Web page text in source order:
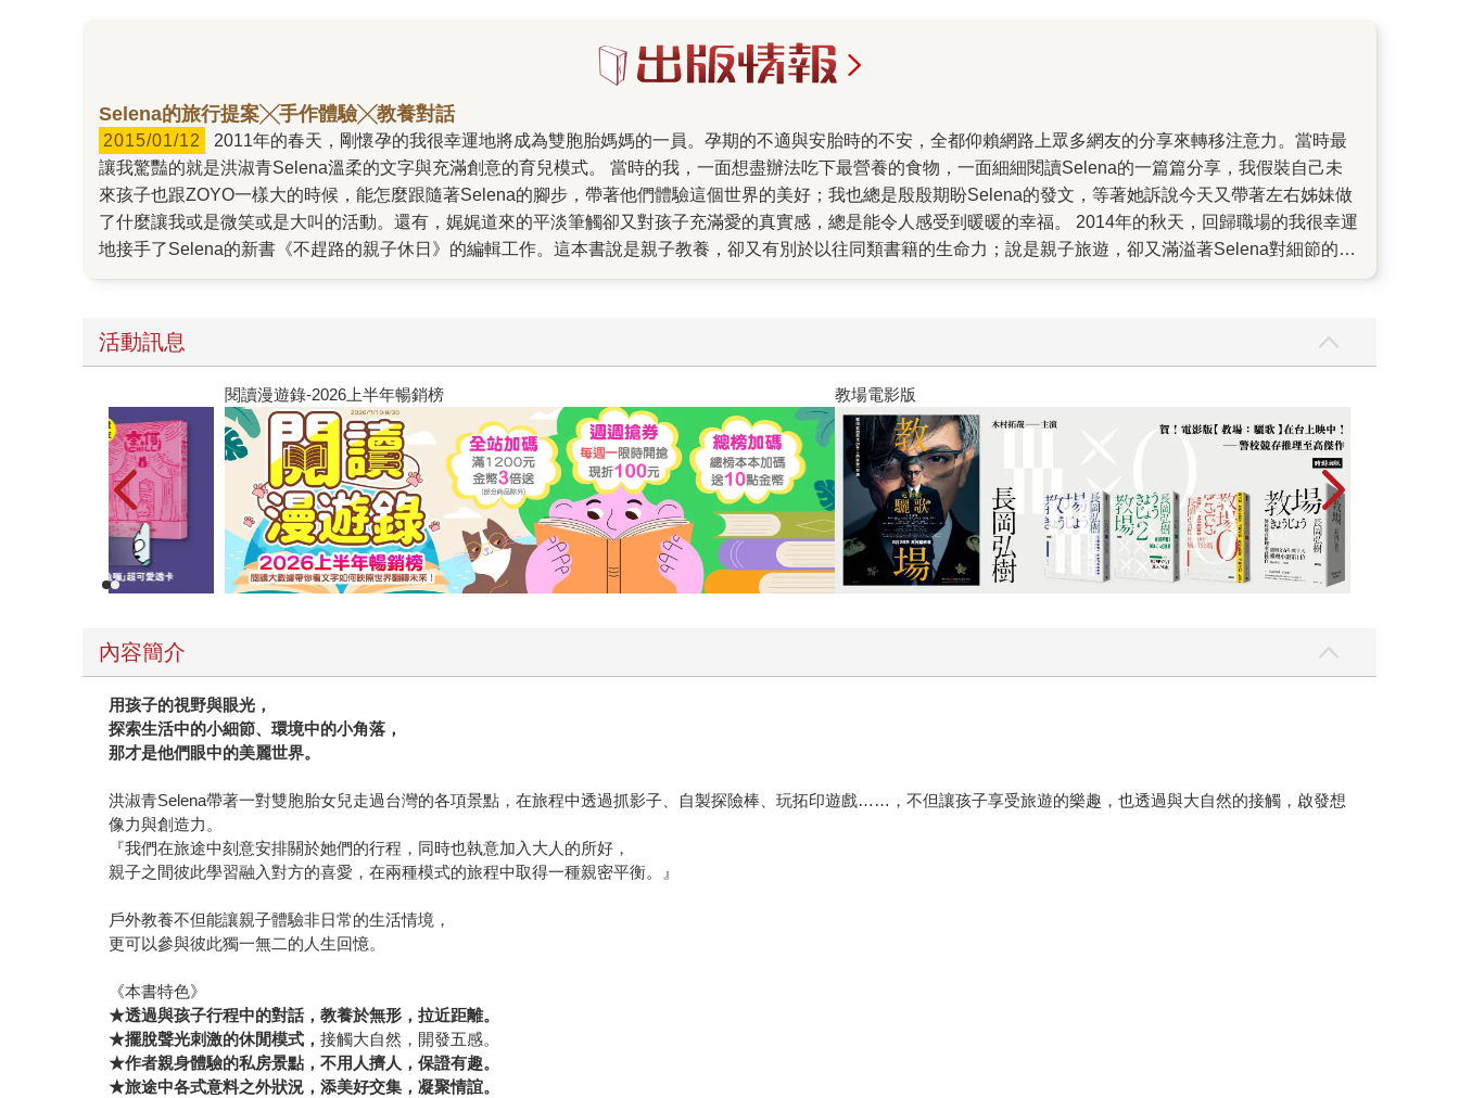
Selena的旅行提案╳手作體驗╳教養對話
2015/01/12
2011年的春天，剛懷孕的我很幸運地將成為雙胞胎媽媽的一員。孕期的不適與安胎時的不安，全都仰賴網路上眾多網友的分享來轉移注意力。當時最
讓我驚豔的就是洪淑青Selena溫柔的文字與充滿創意的育兒模式。 當時的我，一面想盡辦法吃下最營養的食物，一面細細閱讀Selena的一篇篇分享，我假裝自己未
來孩子也跟ZOYO一樣大的時候，能怎麼跟隨著Selena的腳步，帶著他們體驗這個世界的美好；我也總是殷殷期盼Selena的發文，等著她訴說今天又帶著左右姊妹做
了什麼讓我或是微笑或是大叫的活動。還有，娓娓道來的平淡筆觸卻又對孩子充滿愛的真實感，總是能令人感受到暖暖的幸福。 2014年的秋天，回歸職場的我很幸運
地接手了Selena的新書《不趕路的親子休日》的編輯工作。這本書說是親子教養，卻又有別於以往同類書籍的生命力；說是親子旅遊，卻又滿溢著Selena對細節的關
能性，更多時候是讓親子關係緊密於無形。她說：「當旅行的痕跡落在我們的筆記裡，夾雜著當時的氣味與心情，在多年以後再度拾起翻閱，竟輕易地開啟那時的記
憶。」我想對於Selena來說，愛與記憶的累積絕不只能單獨完成，而是像是跟著孩子們一起描繪七彩的人生畫布般，那麼浪漫而有趣。 ＊《不趕路的親子休日》預計
2015年1月20出版。
活動訊息
閱讀漫遊錄-2026上半年暢銷榜
內容簡介
用孩子的視野與眼光，
探索生活中的小細節、環境中的小角落，
那才是他們眼中的美麗世界。
洪淑青Selena帶著一對雙胞胎女兒走過台灣的各項景點，在旅程中透過抓影子、自製探險棒、玩拓印遊戲……，不但讓孩子享受旅遊的樂趣，也透過與大自然的接觸，啟發想
像力與創造力。
『我們在旅途中刻意安排關於她們的行程，同時也執意加入大人的所好，
親子之間彼此學習融入對方的喜愛，在兩種模式的旅程中取得一種親密平衡。』
戶外教養不但能讓親子體驗非日常的生活情境，
更可以參與彼此獨一無二的人生回憶。
《本書特色》
★透過與孩子行程中的對話，教養於無形，拉近距離。
★擺脫聲光刺激的休閒模式，接觸大自然，開發五感。
★作者親身體驗的私房景點，不用人擠人，保證有趣。
★旅途中各式意料之外狀況，添美好交集，凝聚情誼。